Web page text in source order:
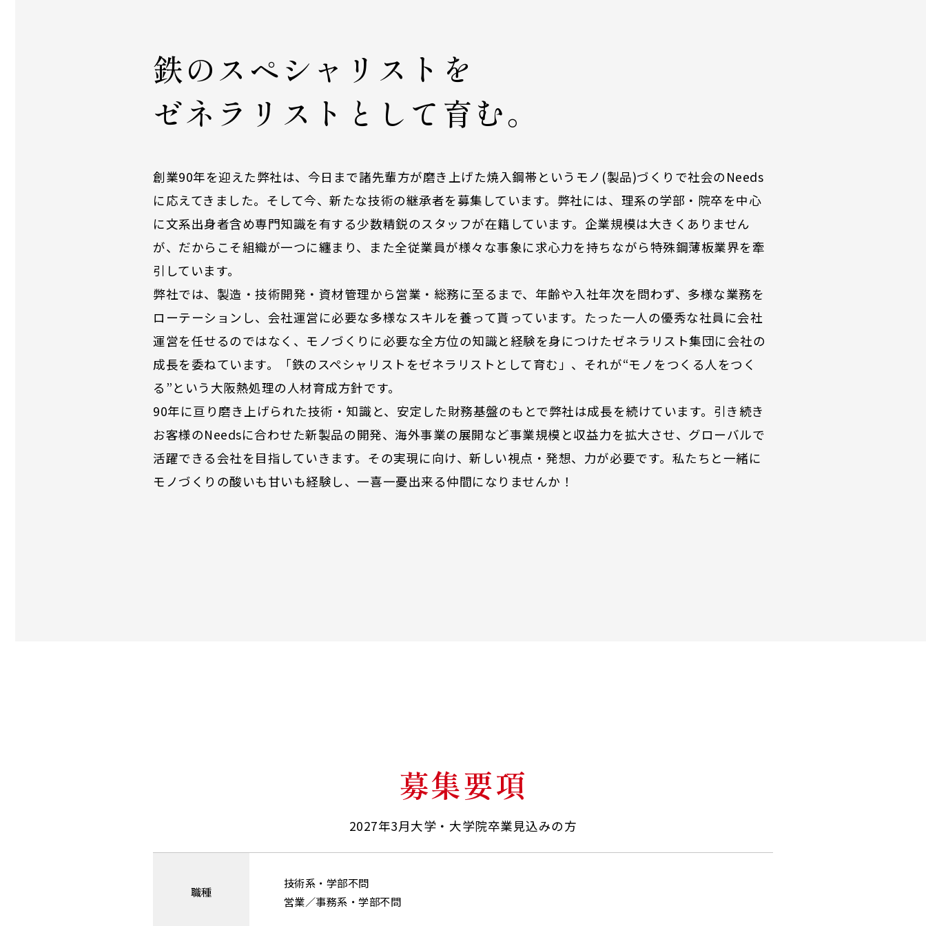
鉄のスペシャリストを
ゼネラリストとして育む。
創業90年を迎えた弊社は、今日まで諸先輩方が磨き上げた焼入鋼帯というモノ(製品)づくりで社会のNeeds
に応えてきました。そして今、新たな技術の継承者を募集しています。弊社には、理系の学部・院卒を中心
に文系出身者含め専門知識を有する少数精鋭のスタッフが在籍しています。企業規模は大きくありません
が、だからこそ組織が一つに纏まり、また全従業員が様々な事象に求心力を持ちながら特殊鋼薄板業界を牽
引しています。
弊社では、製造・技術開発・資材管理から営業・総務に至るまで、年齢や入社年次を問わず、多様な業務を
ローテーションし、会社運営に必要な多様なスキルを養って貰っています。たった一人の優秀な社員に会社
運営を任せるのではなく、モノづくりに必要な全方位の知識と経験を身につけたゼネラリスト集団に会社の
成長を委ねています。「鉄のスペシャリストをゼネラリストとして育む」、それが“モノをつくる人をつく
る”という大阪熱処理の人材育成方針です。
90年に亘り磨き上げられた技術・知識と、安定した財務基盤のもとで弊社は成長を続けています。引き続き
お客様のNeedsに合わせた新製品の開発、海外事業の展開など事業規模と収益力を拡大させ、グローバルで
活躍できる会社を目指していきます。その実現に向け、新しい視点・発想、力が必要です。私たちと一緒に
モノづくりの酸いも甘いも経験し、一喜一憂出来る仲間になりませんか！
募集要項
2027年3月大学・大学院卒業見込みの方
職種
技術系・学部不問
営業／事務系・学部不問